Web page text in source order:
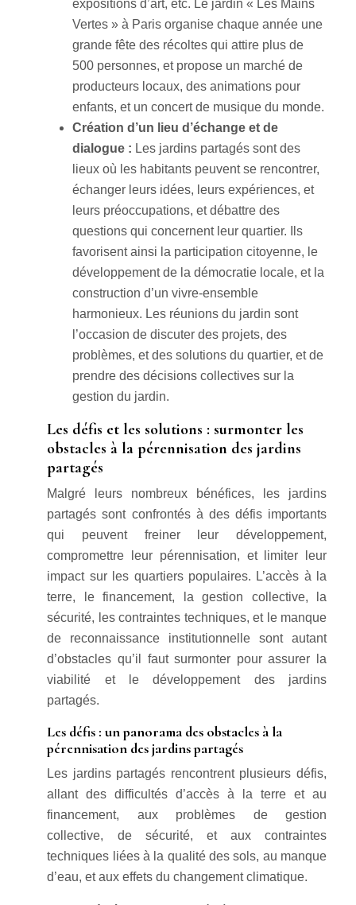
expositions d’art, etc. Le jardin « Les Mains
Vertes » à Paris organise chaque année une
grande fête des récoltes qui attire plus de
500 personnes, et propose un marché de
producteurs locaux, des animations pour
enfants, et un concert de musique du monde.
Création d’un lieu d’échange et de
dialogue : Les jardins partagés sont des
lieux où les habitants peuvent se rencontrer,
échanger leurs idées, leurs expériences, et
leurs préoccupations, et débattre des
questions qui concernent leur quartier. Ils
favorisent ainsi la participation citoyenne, le
développement de la démocratie locale, et la
construction d’un vivre-ensemble
harmonieux. Les réunions du jardin sont
l’occasion de discuter des projets, des
problèmes, et des solutions du quartier, et de
prendre des décisions collectives sur la
gestion du jardin.
Les défis et les solutions : surmonter les
obstacles à la pérennisation des jardins
partagés
Malgré leurs nombreux bénéfices, les jardins
partagés sont confrontés à des défis importants
qui peuvent freiner leur développement,
compromettre leur pérennisation, et limiter leur
impact sur les quartiers populaires. L’accès à la
terre, le financement, la gestion collective, la
sécurité, les contraintes techniques, et le manque
de reconnaissance institutionnelle sont autant
d’obstacles qu’il faut surmonter pour assurer la
viabilité et le développement des jardins
partagés.
Les défis : un panorama des obstacles à la
pérennisation des jardins partagés
Les jardins partagés rencontrent plusieurs défis,
allant des difficultés d’accès à la terre et au
financement, aux problèmes de gestion
collective, de sécurité, et aux contraintes
techniques liées à la qualité des sols, au manque
d’eau, et aux effets du changement climatique.